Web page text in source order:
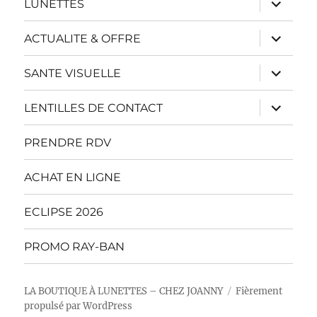
LUNETTES
le
sous-
menu
ACTUALITE & OFFRE
ouvrir
le
sous-
menu
SANTE VISUELLE
ouvrir
le
sous-
menu
LENTILLES DE CONTACT
ouvrir
le
sous-
PRENDRE RDV
ACHAT EN LIGNE
ECLIPSE 2026
PROMO RAY-BAN
LA BOUTIQUE À LUNETTES – CHEZ JOANNY
Fièrement
propulsé par WordPress